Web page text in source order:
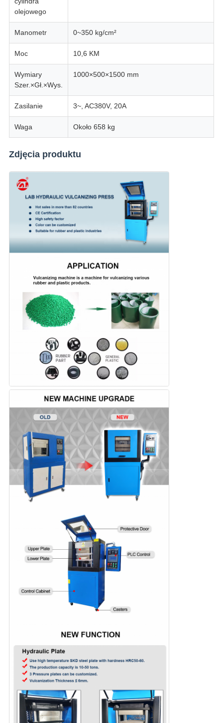
olejowego
Manometr 0~350 kg/cm²
Moc 10,6 KM
Wymiary
Szer.×Gł.×Wys.
1000×500×1500 mm
Zasilanie 3~, AC380V, 20A
Waga Około 658 kg
Zdjęcia produktu